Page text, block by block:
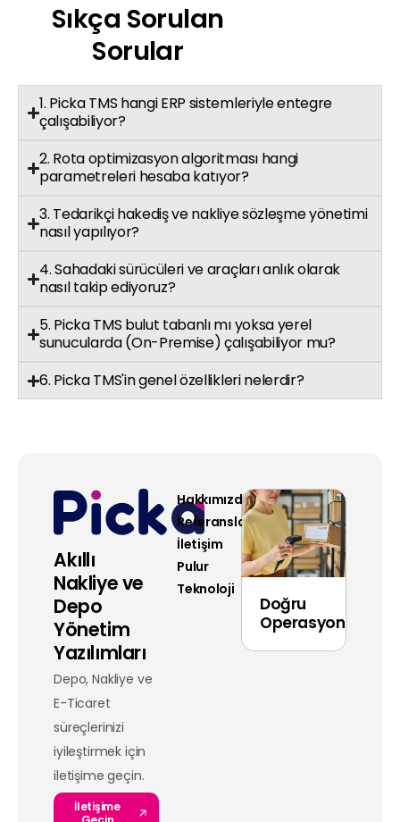
Sıkça Sorulan
Sorular
1. Picka TMS hangi ERP sistemleriyle entegre
çalışabiliyor?
2. Rota optimizasyon algoritması hangi
parametreleri hesaba katıyor?
3. Tedarikçi hakediş ve nakliye sözleşme yönetimi
nasıl yapılıyor?
4. Sahadaki sürücüleri ve araçları anlık olarak
nasıl takip ediyoruz?
5. Picka TMS bulut tabanlı mı yoksa yerel
sunucularda (On-Premise) çalışabiliyor mu?
6. Picka TMS'in genel özellikleri nelerdir?
Akıllı
Nakliye ve
Depo
Yönetim
Yazılımları
Depo, Nakliye ve
E-Ticaret
süreçlerinizi
iyileştirmek için
iletişime geçin.
İletişime
Hakkımızda
Referanslar
İletişim
Pulur
Teknoloji
Doğru
Operasyon